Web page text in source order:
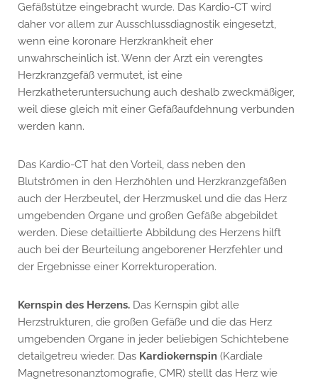
Gefäßstütze eingebracht wurde. Das Kardio-CT wird
daher vor allem zur Ausschlussdiagnostik eingesetzt,
wenn eine koronare Herzkrankheit eher
unwahrscheinlich ist. Wenn der Arzt ein verengtes
Herzkranzgefäß vermutet, ist eine
Herzkatheteruntersuchung auch deshalb zweckmäßiger,
weil diese gleich mit einer Gefäßaufdehnung verbunden
werden kann.
Das Kardio-CT hat den Vorteil, dass neben den
Blutströmen in den Herzhöhlen und Herzkranzgefäßen
auch der Herzbeutel, der Herzmuskel und die das Herz
umgebenden Organe und großen Gefäße abgebildet
werden. Diese detaillierte Abbildung des Herzens hilft
auch bei der Beurteilung angeborener Herzfehler und
der Ergebnisse einer Korrekturoperation.
Kernspin des Herzens. Das Kernspin gibt alle
Herzstrukturen, die großen Gefäße und die das Herz
umgebenden Organe in jeder beliebigen Schichtebene
detailgetreu wieder. Das Kardiokernspin (Kardiale
Magnetresonanztomografie, CMR) stellt das Herz wie